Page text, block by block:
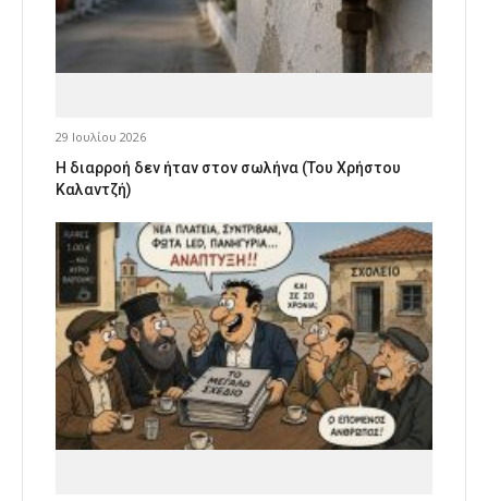
29 Ιουλίου 2026
Η διαρροή δεν ήταν στον σωλήνα (Του Χρήστου
Καλαντζή)